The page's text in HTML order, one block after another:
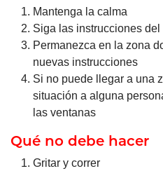
Mantenga la calma
Siga las instrucciones del
Permanezca en la zona
nuevas instrucciones
Si no puede llegar a una
situación a alguna
las ventanas
Qué no debe hacer
Gritar y correr